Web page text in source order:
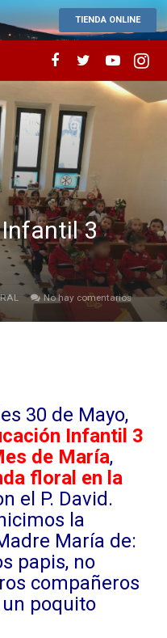
TIENDA ONLINE
3
No hay comentarios
30 de Mayo,
Infantil 3
de María,
floral en la
el P. David.
la
María de:
papis, no
compañeros
poquito